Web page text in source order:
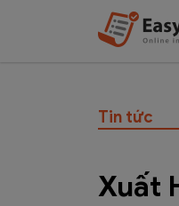
Tin tức
Xuất